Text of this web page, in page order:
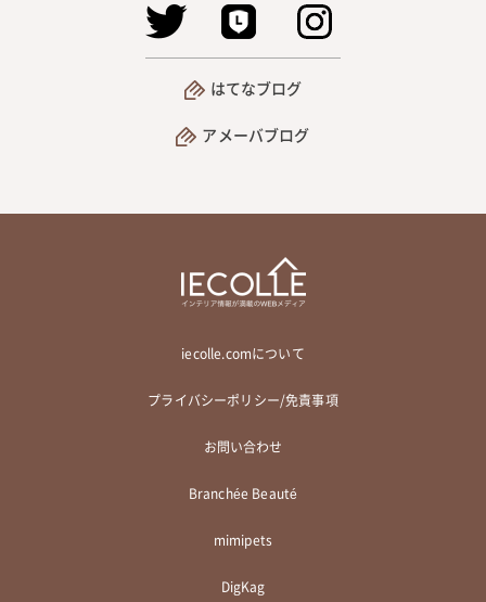
はてなブログ
アメーバブログ
iecolle.comについて
プライバシーポリシー/免責事項
お問い合わせ
Branchée Beauté
mimipets
DigKag